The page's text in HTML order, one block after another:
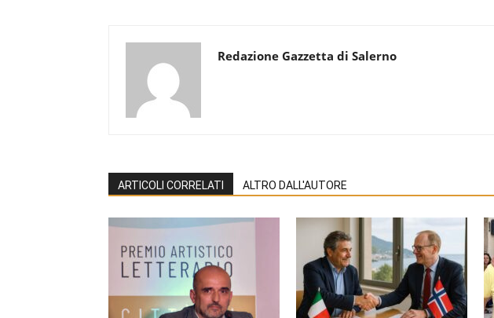
Redazione Gazzetta di Salerno
ARTICOLI CORRELATI ALTRO DALL'AUTORE